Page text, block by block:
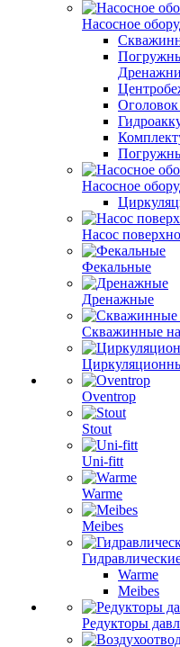
Насосное
Насосное
Насос
Фекальные
Дренажные
Скважинные
Oventrop
Stout
Uni-fitt
Warme
Meibes
Warme
Meibes
Редукторы